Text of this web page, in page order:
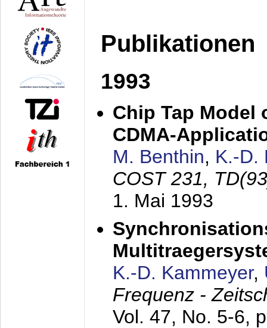
Publikationen
1993
Chip Tap Model
CDMA-
M. Benthin, K.-D.
COST 231,
1. Mai 1993
K.-D. Kammeyer,
Frequenz -
Vol. 47, No. 5-6,